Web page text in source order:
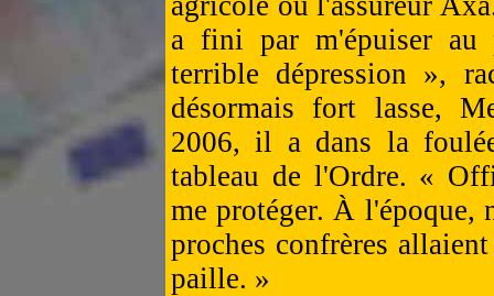
a fini par m'épuiser au
terrible dépression »,
désormais fort lasse,
2006, il a dans la
tableau de l'Ordre. «
me protéger. À l'époque,
proches confrères
paille. »